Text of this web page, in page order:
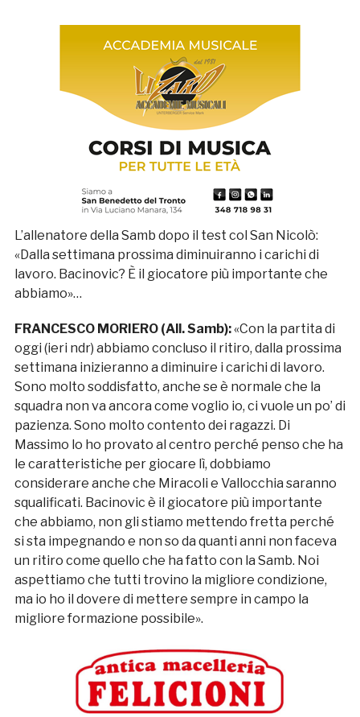
L’allenatore della Samb dopo il test col San Nicolò:
«Dalla settimana prossima diminuiranno i carichi di
lavoro. Bacinovic? È il giocatore più importante che
abbiamo»…
FRANCESCO MORIERO (All. Samb):«Con la partita di
oggi (ieri ndr) abbiamo concluso il ritiro, dalla prossima
settimana inizieranno a diminuire i carichi di lavoro.
Sono molto soddisfatto, anche se è normale che la
squadra non va ancora come voglio io, ci vuole un po’ di
pazienza. Sono molto contento dei ragazzi. Di
Massimo lo ho provato al centro perché penso che ha
le caratteristiche per giocare lì, dobbiamo
considerare anche che Miracoli e Vallocchia saranno
squalificati. Bacinovic è il giocatore più importante
che abbiamo, non gli stiamo mettendo fretta perché
si sta impegnando e non so da quanti anni non faceva
un ritiro come quello che ha fatto con la Samb. Noi
aspettiamo che tutti trovino la migliore condizione,
ma io ho il dovere di mettere sempre in campo la
migliore formazione possibile».